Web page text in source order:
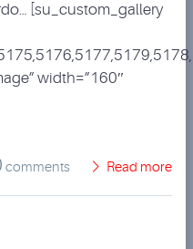
[su_custom_gallery
width=”160″
comments Read more